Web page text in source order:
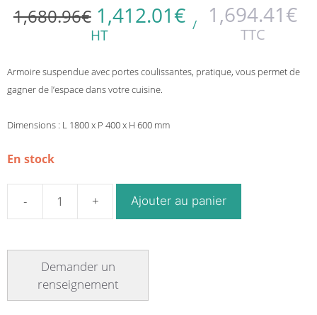
1,680.96€ 1,412.01€
HT
/ 1,694.41€
TTC
Armoire suspendue avec portes coulissantes, pratique, vous permet de
gagner de l’espace dans votre cuisine.
Dimensions : L 1800 x P 400 x H 600 mm
En stock
quantité
suspendue
portes
coulissantes
Ajouter au panier